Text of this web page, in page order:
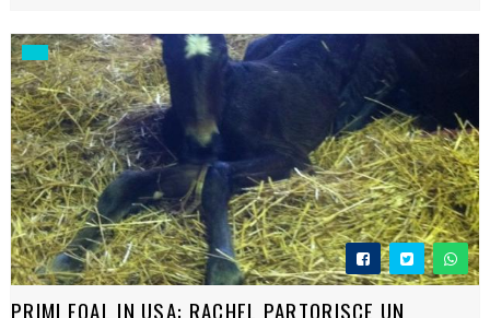
PRIMI FOAL IN USA: RACHEL PARTORISCE UN